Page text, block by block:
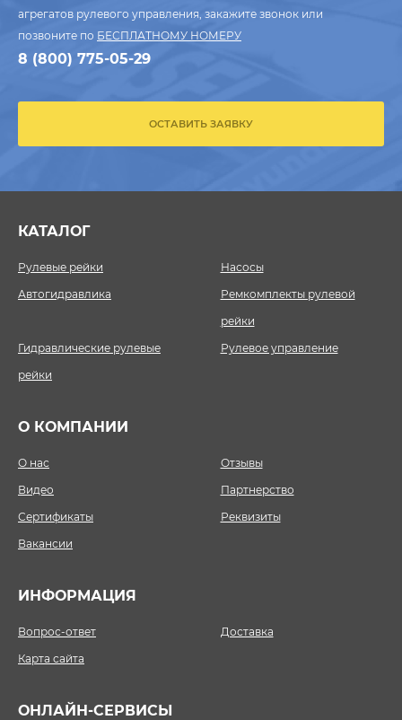
агрегатов рулевого управления, закажите звонок или
позвоните по БЕСПЛАТНОМУ НОМЕРУ
8 (800) 775-05-29
ОСТАВИТЬ ЗАЯВКУ
КАТАЛОГ
Рулевые рейки
Насосы
Автогидравлика
Ремкомплекты рулевой
рейки
Гидравлические рулевые
рейки
Рулевое управление
О КОМПАНИИ
О нас
Отзывы
Видео
Партнерство
Сертификаты
Реквизиты
Вакансии
ИНФОРМАЦИЯ
Вопрос-ответ
Доставка
Карта сайта
ОНЛАЙН-СЕРВИСЫ